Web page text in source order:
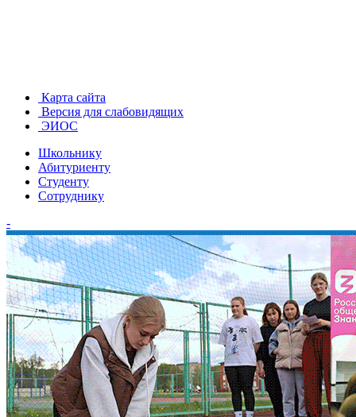
Карта сайта
Версия для слабовидящих
ЭИОС
Школьнику
Абитуриенту
Студенту
Сотруднику
-